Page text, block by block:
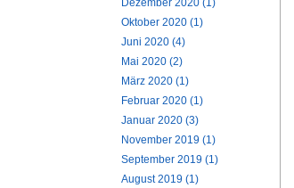
Dezember 2020 (1)
Oktober 2020 (1)
Juni 2020 (4)
Mai 2020 (2)
März 2020 (1)
Februar 2020 (1)
Januar 2020 (3)
November 2019 (1)
September 2019 (1)
August 2019 (1)